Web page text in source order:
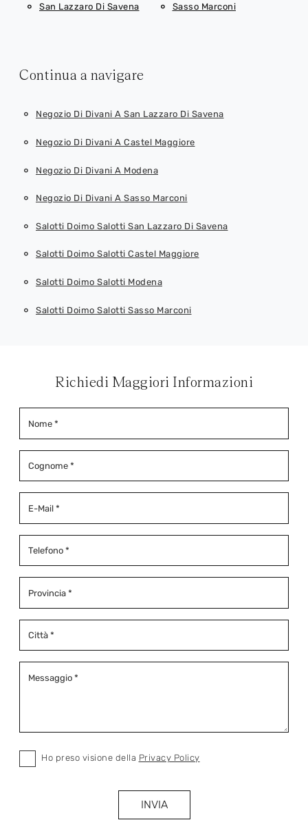
San Lazzaro Di Savena Sasso Marconi
Continua a navigare
Negozio Di Divani A San Lazzaro Di Savena
Negozio Di Divani A Castel Maggiore
Negozio Di Divani A Modena
Negozio Di Divani A Sasso Marconi
Salotti Doimo Salotti San Lazzaro Di Savena
Salotti Doimo Salotti Castel Maggiore
Salotti Doimo Salotti Modena
Salotti Doimo Salotti Sasso Marconi
Richiedi Maggiori Informazioni
Ho preso visione della Privacy Policy
INVIA